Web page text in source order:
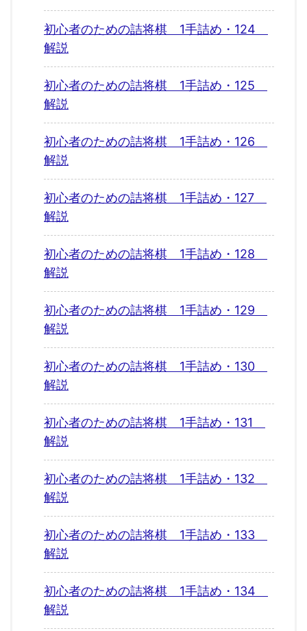
初心者のための詰将棋 1手詰め・124
解説
初心者のための詰将棋 1手詰め・125
解説
初心者のための詰将棋 1手詰め・126
解説
初心者のための詰将棋 1手詰め・127
解説
初心者のための詰将棋 1手詰め・128
解説
初心者のための詰将棋 1手詰め・129
解説
初心者のための詰将棋 1手詰め・130
解説
初心者のための詰将棋 1手詰め・131
解説
初心者のための詰将棋 1手詰め・132
解説
初心者のための詰将棋 1手詰め・133
解説
初心者のための詰将棋 1手詰め・134
解説